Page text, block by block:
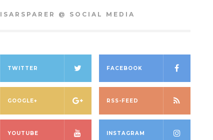
ISARSPARER @ SOCIAL MEDIA
TWITTER FACEBOOK
GOOGLE+ RSS-FEED
YOUTUBE INSTAGRAM